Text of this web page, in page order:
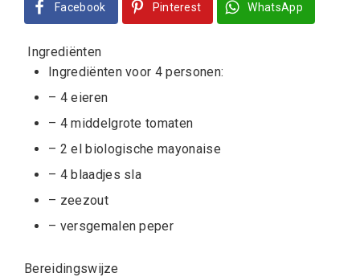
Facebook Pinterest WhatsApp
Ingrediënten
Ingrediënten voor 4 personen:
– 4 eieren
– 4 middelgrote tomaten
– 2 el biologische mayonaise
– 4 blaadjes sla
– zeezout
– versgemalen peper
Bereidingswijze